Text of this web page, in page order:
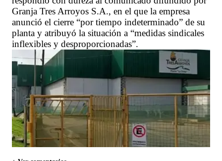
Granja Tres Arroyos S.A., en el que la empresa
anunció el cierre “por tiempo indeterminado” de su
planta y atribuyó la situación a “medidas sindicales
inflexibles y desproporcionadas”.